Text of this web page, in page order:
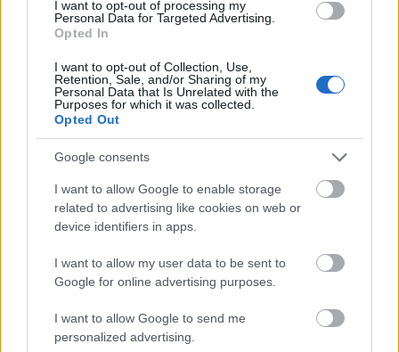
I want to opt-out of processing my
Personal Data for Targeted Advertising.
Opted In
I want to opt-out of Collection, Use,
Retention, Sale, and/or Sharing of my
Personal Data that Is Unrelated with the
Purposes for which it was collected.
Opted Out
Google consents
I want to allow Google to enable storage
related to advertising like cookies on web or
device identifiers in apps.
I want to allow my user data to be sent to
Google for online advertising purposes.
I want to allow Google to send me
personalized advertising.
Pestszentlőrinc egyik első lakótelepén kanyarog a Dolgozó utca,
amelynek komplex burkolatmegújításáért felel a Profunda Bau.
Új vízáteresztő burkolatú parkolók
épülnek Zuglóban – helyben tartják a
csapadékvizet
Nem az üres, hanem az okosan működő
épület energiatakarékos
Újragondolják Lipótváros rejtett, zöld
parkját